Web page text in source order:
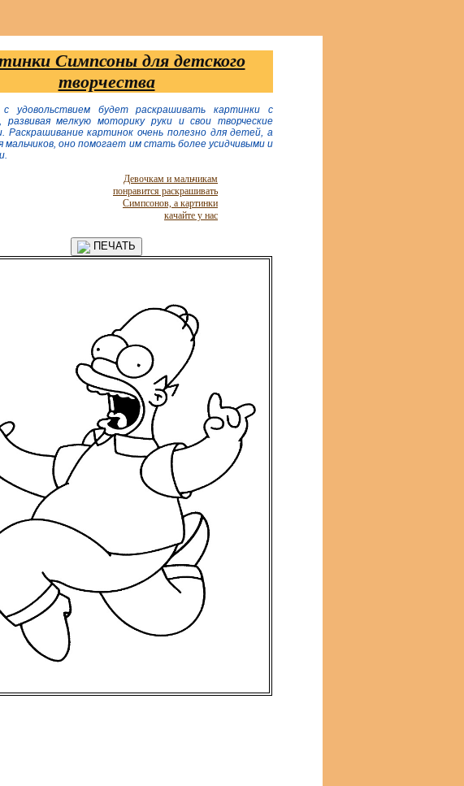
Симпсоны для детского
творчества
с удовольствием будет раскрашивать картинки с
развивая мелкую моторику руки и свои творческие
Раскрашивание картинок очень полезно для детей, а
мальчиков, оно помогает им стать более усидчивыми и
Девочкам и мальчикам
понравится раскрашивать
Симпсонов, а картинки
качайте у нас
ПЕЧАТЬ